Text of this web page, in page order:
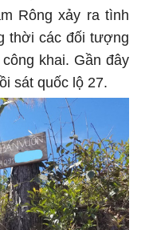
Rông xảy ra tình
thời các đối tượng
khai. Gần đây
sát quốc lộ 27.